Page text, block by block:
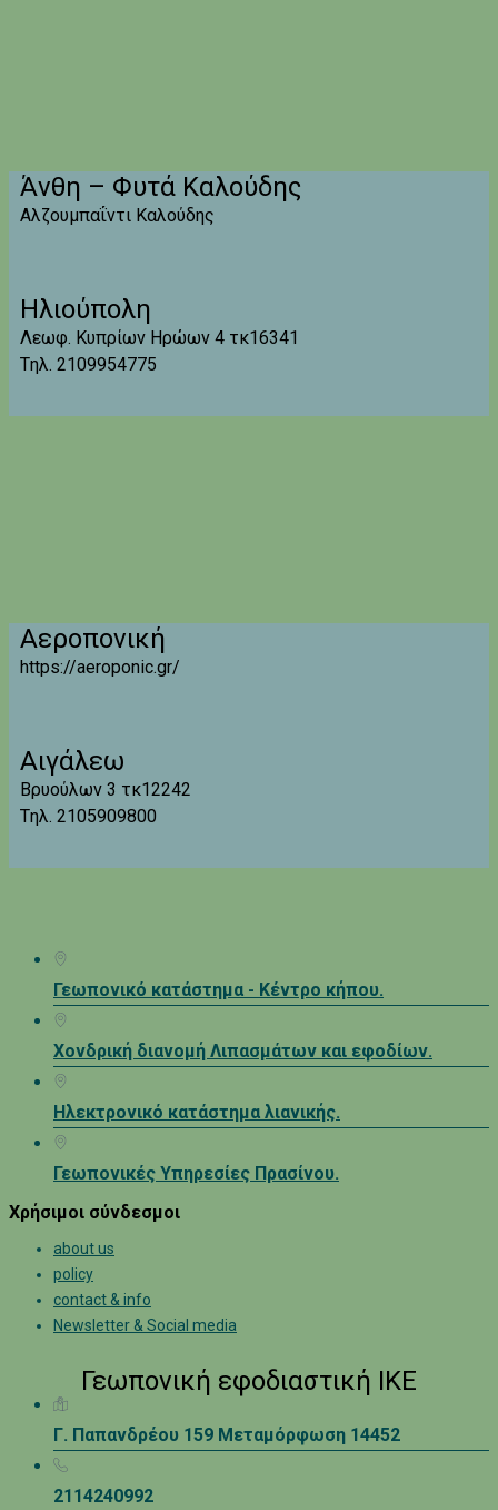
Άνθη – Φυτά Καλούδης
Αλζουμπαΐντι Καλούδης
Ηλιούπολη
Λεωφ. Κυπρίων Ηρώων 4 τκ16341
Tηλ. 2109954775
Αεροπονική
https://aeroponic.gr/
Αιγάλεω
Βρυούλων 3 τκ12242
Tηλ. 2105909800
Γεωπονικό κατάστημα - Κέντρο κήπου.
Χονδρική διανομή Λιπασμάτων και εφοδίων.
Ηλεκτρονικό κατάστημα λιανικής.
Γεωπονικές Υπηρεσίες Πρασίνου.
Χρήσιμοι σύνδεσμοι
about us
policy
contact & info
Newsletter & Social media
Γεωπονική εφοδιαστική ΙΚΕ
Γ. Παπανδρέου 159 Μεταμόρφωση 14452
2114240992